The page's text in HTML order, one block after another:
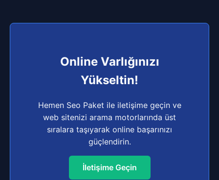
Online Varlığınızı
Yükseltin!
Hemen Seo Paket ile iletişime geçin ve
web sitenizi arama motorlarında üst
sıralara taşıyarak online başarınızı
güçlendirin.
İletişime Geçin